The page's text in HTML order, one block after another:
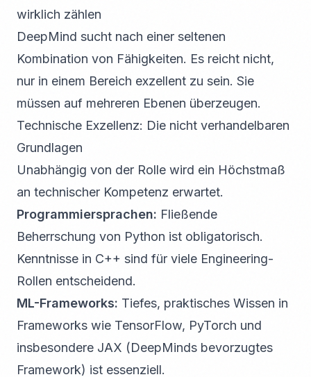
wirklich zählen
DeepMind sucht nach einer seltenen
Kombination von Fähigkeiten. Es reicht nicht,
nur in einem Bereich exzellent zu sein. Sie
müssen auf mehreren Ebenen überzeugen.
Technische Exzellenz: Die nicht verhandelbaren
Grundlagen
Unabhängig von der Rolle wird ein Höchstmaß
an technischer Kompetenz erwartet.
Programmiersprachen: Fließende
Beherrschung von Python ist obligatorisch.
Kenntnisse in C++ sind für viele Engineering-
Rollen entscheidend.
ML-Frameworks: Tiefes, praktisches Wissen in
Frameworks wie TensorFlow, PyTorch und
insbesondere JAX (DeepMinds bevorzugtes
Framework) ist essenziell.